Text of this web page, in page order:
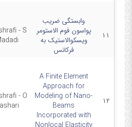
۱۱
وابستگی ضریب
پواسون فوم الاستومر
ویسکوالاستیک به
فرکانس
- S
۱۲
A Finite Element
Approach for
Modeling of Nano-
Beams
Incorporated with
- O